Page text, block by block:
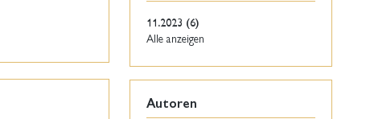
11.2023 (6)
Alle anzeigen
Autoren